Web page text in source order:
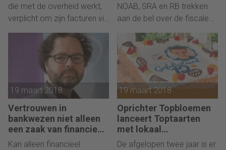
die met de overheid werkt,
verplicht om zijn facturen via
het facturennetwerk Peppol
te sturen. En dat heeft
vergaande gevolgen.
NOAB, SRA en RB trekken
aan de bel over de fiscale
gevolgen van het nieuwe
regeerakkoord voor het
MKB.
19 maart 2018
Vertrouwen in
bankwezen niet alleen
een zaak van financieel
toezicht
Kan alleen financieel
19 maart 2018
Oprichter Topbloemen
lanceert Toptaarten
met lokaal
bakkersnetwerk
De afgelopen twee jaar is er